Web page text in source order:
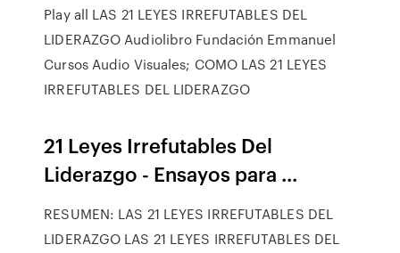
Play all LAS 21 LEYES IRREFUTABLES DEL
LIDERAZGO Audiolibro Fundación Emmanuel
Cursos Audio Visuales; COMO LAS 21 LEYES
IRREFUTABLES DEL LIDERAZGO
21 Leyes Irrefutables Del
Liderazgo - Ensayos para ...
RESUMEN: LAS 21 LEYES IRREFUTABLES DEL
LIDERAZGO LAS 21 LEYES IRREFUTABLES DEL